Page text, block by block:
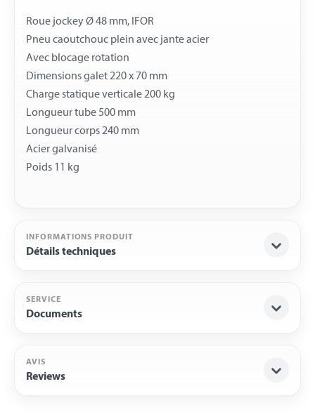
Roue jockey Ø 48 mm, IFOR
Pneu caoutchouc plein avec jante acier
Avec blocage rotation
Dimensions galet 220 x 70 mm
Charge statique verticale 200 kg
Longueur tube 500 mm
Longueur corps 240 mm
Acier galvanisé
INFORMATIONS PRODUIT
Détails techniques
SERVICE
Documents
AVIS
Reviews